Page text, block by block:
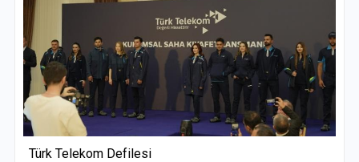
19 Mayıs Nextlevel Alışveriş Merkezi Defilesi